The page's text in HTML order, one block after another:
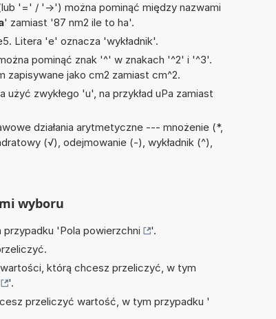
'=' / '->') można pominąć między nazwami
' zamiast '87 nm2 ile to ha'.
Litera 'e' oznacza 'wykładnik'.
pominąć znak '^' w znakach '^2' i '^3'.
jako cm2 zamiast cm^2.
zwykłego 'u', na przykład uPa zamiast
działania arytmetyczne --- mnożenie (*,
(√), odejmowanie (-), wykładnik (^),
wyboru
przypadku 'Pola powierzchni
'.
którą chcesz przeliczyć, w tym
'.
przeliczyć wartość, w tym przypadku '